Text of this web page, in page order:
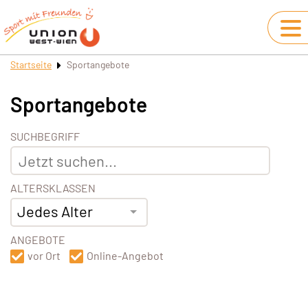
Startseite Sportangebote
Sportangebote
SUCHBEGRIFF
ALTERSKLASSEN
Jedes Alter
ANGEBOTE
vor Ort
Online-Angebot